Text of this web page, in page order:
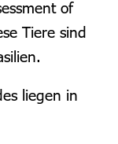
of
Tiere sind
liegen in